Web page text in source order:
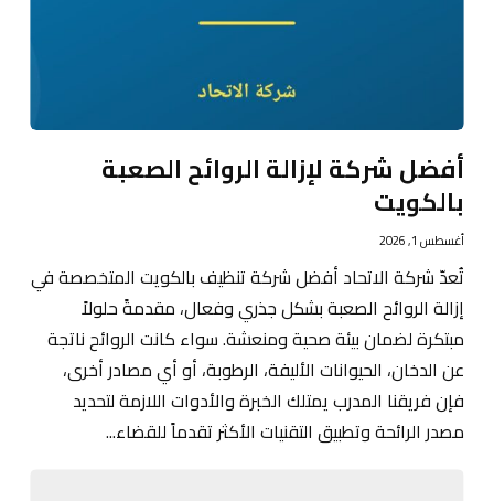
أفضل شركة لإزالة الروائح الصعبة
بالكويت
أغسطس 1, 2026
تُعدّ شركة الاتحاد أفضل شركة تنظيف بالكويت المتخصصة في
إزالة الروائح الصعبة بشكل جذري وفعال، مقدمةً حلولاً
مبتكرة لضمان بيئة صحية ومنعشة. سواء كانت الروائح ناتجة
عن الدخان، الحيوانات الأليفة، الرطوبة، أو أي مصادر أخرى،
فإن فريقنا المدرب يمتلك الخبرة والأدوات اللازمة لتحديد
مصدر الرائحة وتطبيق التقنيات الأكثر تقدماً للقضاء...